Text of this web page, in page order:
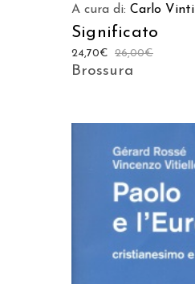
A cura di: Carlo Vinti
Significato
26,00€
24,70€
Brossura